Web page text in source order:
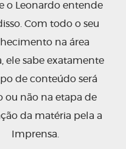
o Leonardo entende
Com todo o seu
na área
ele sabe exatamente
de conteúdo será
ou não na etapa de
da matéria pela a
Imprensa.